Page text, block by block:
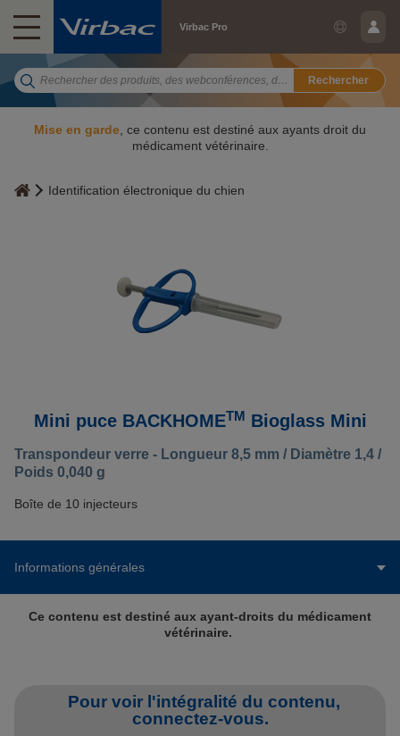
Virbac Pro
Rechercher
Mise en garde , ce contenu est destiné aux ayants droit du
médicament vétérinaire.
Identification électronique du chien
Mini puce BACKHOMETM Bioglass Mini
Transpondeur verre - Longueur 8,5 mm / Diamètre 1,4 /
Poids 0,040 g
Boîte de 10 injecteurs
Informations générales
Ce contenu est destiné aux ayant-droits du médicament
vétérinaire.
Pour voir l'intégralité du contenu,
connectez-vous.